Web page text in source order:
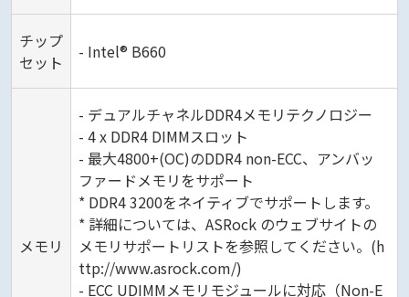
チップ
セット
- Intel® B660
メモリ
- デュアルチャネルDDR4メモリテクノロジー
- 4 x DDR4 DIMMスロット
- 最大4800+(OC)のDDR4 non-ECC、アンバッ
ファードメモリをサポート
* DDR4 3200をネイティブでサポートします。
* 詳細については、ASRock のウェブサイトの
メモリサポートリストを参照してください。(h
ttp://www.asrock.com/)
- ECC UDIMMメモリモジュールに対応（Non-E